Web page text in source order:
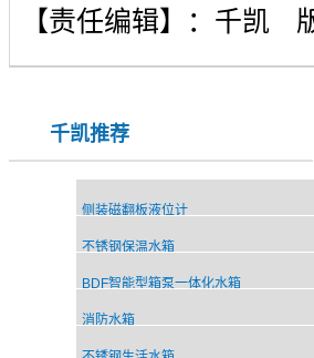
【责任编辑】： 千凯
千凯推荐
侧装磁翻板液位计
不锈钢保温水箱
BDF智能型箱泵一体化水箱
消防水箱